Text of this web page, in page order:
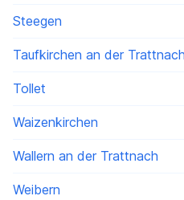
Steegen
Taufkirchen an der Trattnach
Tollet
Waizenkirchen
Wallern an der Trattnach
Weibern